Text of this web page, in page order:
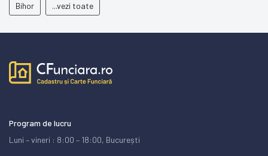
Bihor ...vezi toate
Program de lucru
Luni – vineri : 8:00 – 18:00, București